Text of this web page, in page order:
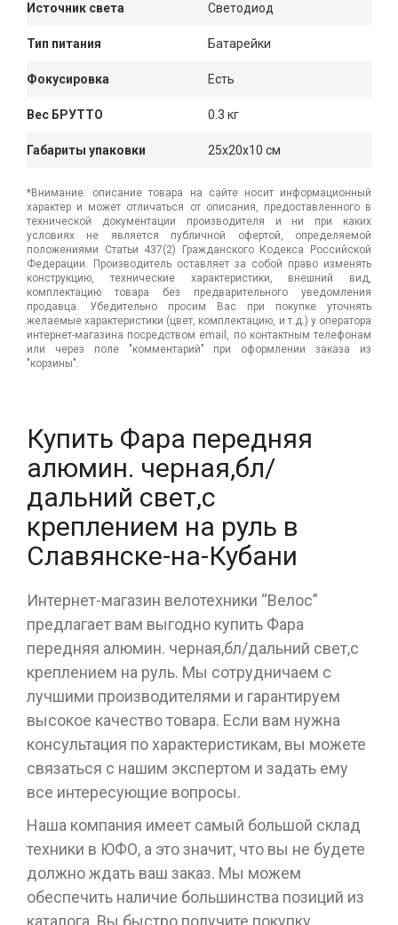
Источник света Светодиод
Тип питания Батарейки
Фокусировка Есть
Вес БРУТТО 0.3 кг
Габариты упаковки 25x20x10 см
*Внимание: описание товара на сайте носит информационный
характер и может отличаться от описания, предоставленного в
технической документации производителя и ни при каких
условиях не является публичной офертой, определяемой
положениями Статьи 437(2) Гражданского Кодекса Российской
Федерации. Производитель оставляет за собой право изменять
конструкцию, технические характеристики, внешний вид,
комплектацию товара без предварительного уведомления
продавца. Убедительно просим Вас при покупке уточнять
желаемые характеристики (цвет, комплектацию, и т.д.) у оператора
интернет-магазина посредством email, по контактным телефонам
или через поле "комментарий" при оформлении заказа из
"корзины".
Купить Фара передняя
алюмин. черная,бл/
дальний свет,с
креплением на руль в
Славянске-на-Кубани
Интернет-магазин велотехники “Велос”
предлагает вам выгодно купить Фара
передняя алюмин. черная,бл/дальний свет,с
креплением на руль. Мы сотрудничаем с
лучшими производителями и гарантируем
высокое качество товара. Если вам нужна
консультация по характеристикам, вы можете
связаться с нашим экспертом и задать ему
все интересующие вопросы.
Наша компания имеет самый большой склад
техники в ЮФО, а это значит, что вы не будете
должно ждать ваш заказ. Мы можем
обеспечить наличие большинства позиций из
каталога. Вы быстро получите покупку